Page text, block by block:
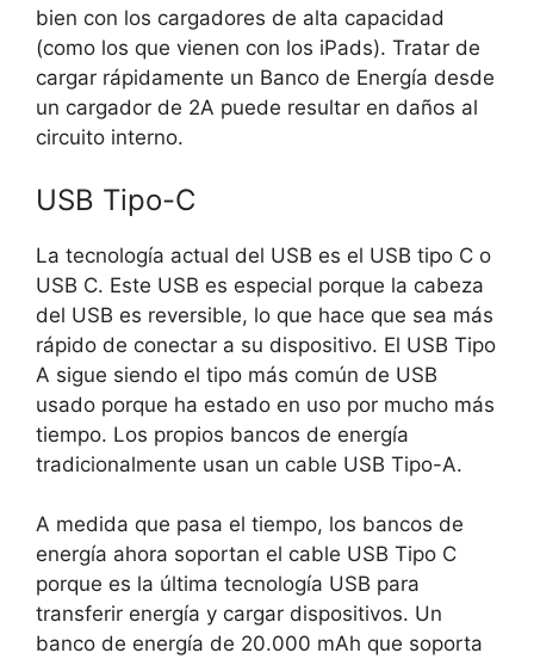
bien con los cargadores de alta capacidad
(como los que vienen con los iPads). Tratar de
cargar rápidamente un Banco de Energía desde
un cargador de 2A puede resultar en daños al
circuito interno.
USB Tipo-C
La tecnología actual del USB es el USB tipo C o
USB C. Este USB es especial porque la cabeza
del USB es reversible, lo que hace que sea más
rápido de conectar a su dispositivo. El USB Tipo
A sigue siendo el tipo más común de USB
usado porque ha estado en uso por mucho más
tiempo. Los propios bancos de energía
tradicionalmente usan un cable USB Tipo-A.
A medida que pasa el tiempo, los bancos de
energía ahora soportan el cable USB Tipo C
porque es la última tecnología USB para
transferir energía y cargar dispositivos. Un
banco de energía de 20.000 mAh que soporta